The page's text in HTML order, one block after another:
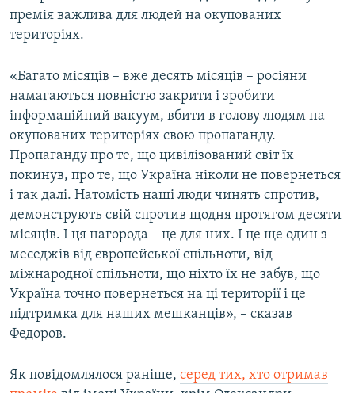
премія важлива для людей на окупованих
територіях.
«Багато місяців – вже десять місяців – росіяни
намагаються повністю закрити і зробити
інформаційний вакуум, вбити в голову людям на
окупованих територіях свою пропаганду.
Пропаганду про те, що цивілізований світ їх
покинув, про те, що Україна ніколи не повернеться
і так далі. Натомість наші люди чинять спротив,
демонструють свій спротив щодня протягом десяти
місяців. І ця нагорода – це для них. І це ще один з
меседжів від європейської спільноти, від
міжнародної спільноти, що ніхто їх не забув, що
Україна точно повернеться на ці території і це
підтримка для наших мешканців», – сказав
Федоров.
Як повідомлялося раніше, серед тих, хто отримав